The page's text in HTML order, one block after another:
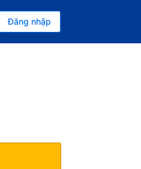
là Tiếng Việt
Đăng nhập